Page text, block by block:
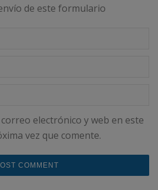
de este formulario
electrónico y web en este
vez que comente.